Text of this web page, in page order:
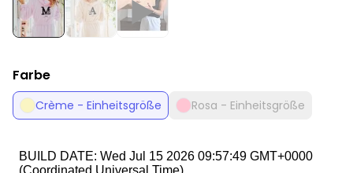
Farbe
Crème - Einheitsgröße Rosa - Einheitsgröße